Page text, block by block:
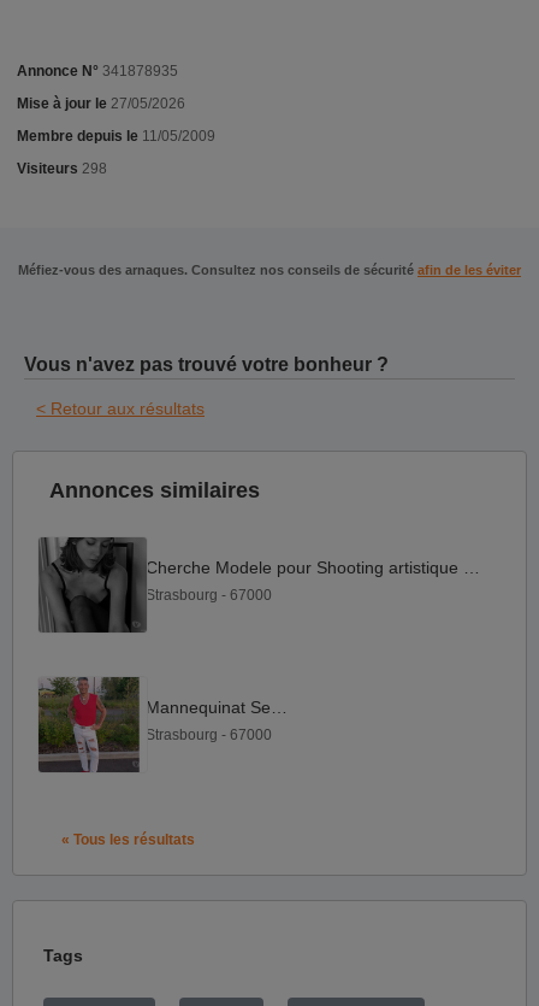
Annonce N° 341878935
Mise à jour le 27/05/2026
Membre depuis le 11/05/2009
Visiteurs 298
Méfiez-vous des arnaques. Consultez nos conseils de sécurité afin de les éviter
Vous n'avez pas trouvé votre bonheur ?
< Retour aux résultats
Annonces similaires
Strasbourg - 67000
Strasbourg - 67000
« Tous les résultats
Tags